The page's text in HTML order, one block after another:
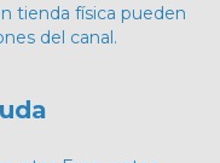
tienda física pueden
del canal.